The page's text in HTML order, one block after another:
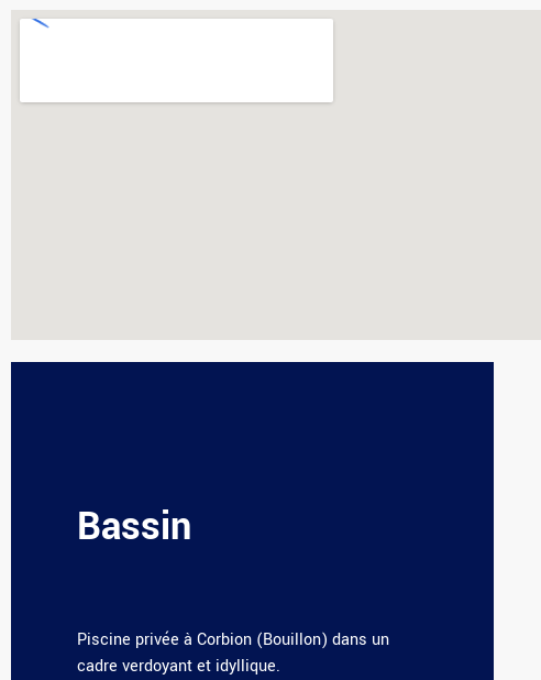
Bassin
Piscine privée à Corbion (Bouillon) dans un
cadre verdoyant et idyllique.